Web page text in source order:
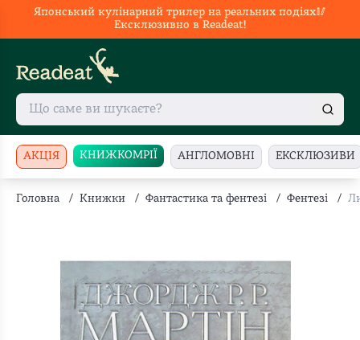
Японський кулінарний трилер на реальних подіях🥢
Ексклюзивно в Readeat!
АКЦІЯ КНИЖКОМРІЇ АНГЛОМОВНІ ЕКСКЛЮЗИВИ
Головна / Книжки / Фантастика та фентезі / Фентезі /